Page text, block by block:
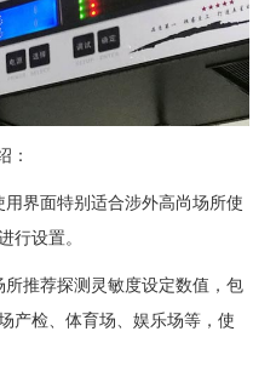
：
用界面特别适合涉外高尚场所使
行设置。
所推荐探测灵敏度设定数值，包
产检、体育场、娱乐场等，使